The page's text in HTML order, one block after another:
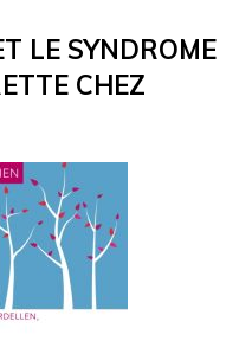
LE SYNDROME
CHEZ